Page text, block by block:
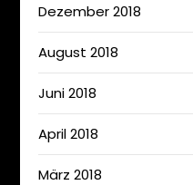
Dezember 2018
August 2018
Juni 2018
April 2018
März 2018